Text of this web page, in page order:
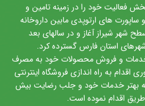
ایران پخش فعالیت خود را در زمینه تامین و
ساپورت های ارتوپدی مابین داروخانه
شهر شیراز آغاز و در سالهای بعد
استان فارس گسترده کرد.
جهت ارائه خدمات و فروش محصولات خود به مصرف
به راه اندازی فروشگاه اینترنتی
بهتر خدمات خود و جلب رضایت بیش
اقدام نموده است.